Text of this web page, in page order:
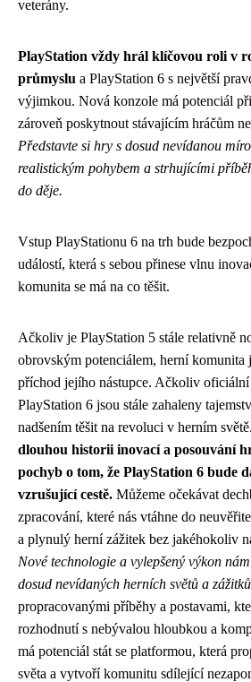
veterány.
PlayStation vždy hrál klíčovou roli v
průmyslu a PlayStation 6 s největší
výjimkou. Nová konzole má potenciál
zároveň poskytnout stávajícím hráčům
Představte si hry s dosud nevídanou
realistickým pohybem a strhujícími
do děje.
Vstup PlayStationu 6 na trh bude
událostí, která s sebou přinese vlnu
komunita se má na co těšit.
Ačkoliv je PlayStation 5 stále relativně
obrovským potenciálem, herní
příchod jejího nástupce. Ačkoliv
PlayStation 6 jsou stále zahaleny
nadšením těšit na revoluci v herním světě.
dlouhou historii inovací a posouvání
pochyb o tom, že PlayStation 6 bude
vzrušující cestě. Můžeme očekávat
zpracování, které nás vtáhne do
a plynulý herní zážitek bez jakéhokoliv
Nové technologie a vylepšený výkon
dosud nevídaných herních světů a
propracovanými příběhy a postavami,
rozhodnutí s nebývalou hloubkou a
má potenciál stát se platformou, která
světa a vytvoří komunitu sdílející